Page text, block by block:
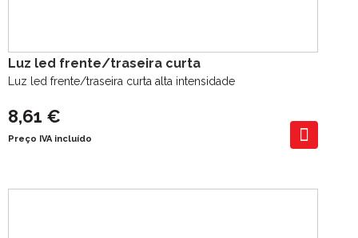
Luz led frente/traseira curta
Luz led frente/traseira curta alta intensidade
8,61 €
Preço IVA incluído